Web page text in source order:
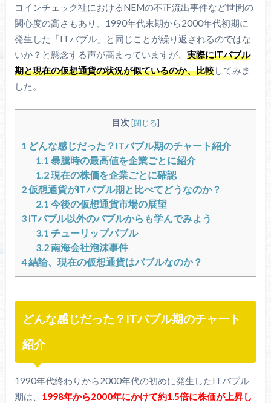
コインチェック社におけるNEMの不正流出事件など世間の
関心度の高さもあり、1990年代末期から2000年代初期に
発生した「ITバブル」と同じことが繰り返されるのではな
いか？と懸念する声が高まっていますが、 実際にITバブル
期と現在の仮想通貨の状況が似ているのか、比較してみま
した。
目次 [閉じる]
1 どんな感じだった？ITバブル期のチャート紹介
1.1 暴騰時の最高値を企業ごとに紹介
1.2現在の株価を企業ごとに確認
2仮想通貨がITバブル期と比べてどうなのか？
2.1 今後の仮想通貨市場の展望
3ITバブル以外のバブルからも学んでみよう
3.1 チューリップバブル
3.2南海会社泡沫事件
4結論、現在の仮想通貨はバブルなのか？
どんな感じだった？ITバブル期のチャート
紹介
1990年代終わりから2000年代の初めに発生したITバブル
期は、 1998年から2000年にかけて約1.5倍に株価が上昇し